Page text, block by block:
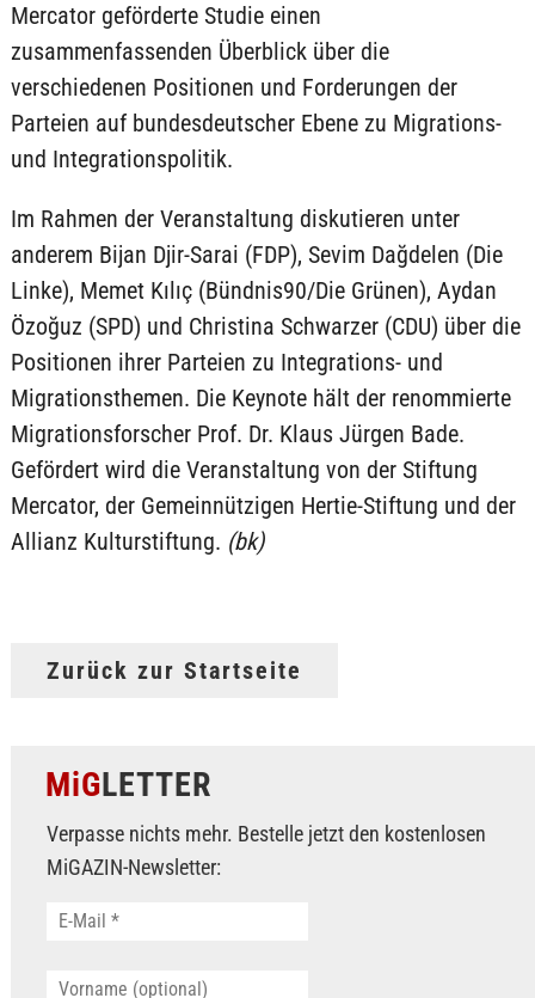
Mercator geförderte Studie einen
zusammenfassenden Überblick über die
verschiedenen Positionen und Forderungen der
Parteien auf bundesdeutscher Ebene zu Migrations-
und Integrationspolitik.
Im Rahmen der Veranstaltung diskutieren unter
anderem Bijan Djir-Sarai (FDP), Sevim Dağdelen (Die
Linke), Memet Kılıç (Bündnis90/Die Grünen), Aydan
Özoğuz (SPD) und Christina Schwarzer (CDU) über die
Positionen ihrer Parteien zu Integrations- und
Migrationsthemen. Die Keynote hält der renommierte
Migrationsforscher Prof. Dr. Klaus Jürgen Bade.
Gefördert wird die Veranstaltung von der Stiftung
Mercator, der Gemeinnützigen Hertie-Stiftung und der
Allianz Kulturstiftung. (bk)
Zurück zur Startseite
MiGLETTER
Verpasse nichts mehr. Bestelle jetzt den kostenlosen
MiGAZIN-Newsletter: